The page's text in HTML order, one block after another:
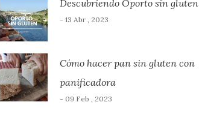
Descubriendo Oporto sin gluten
- 13 Abr , 2023
Cómo hacer pan sin gluten con
panificadora
- 09 Feb , 2023